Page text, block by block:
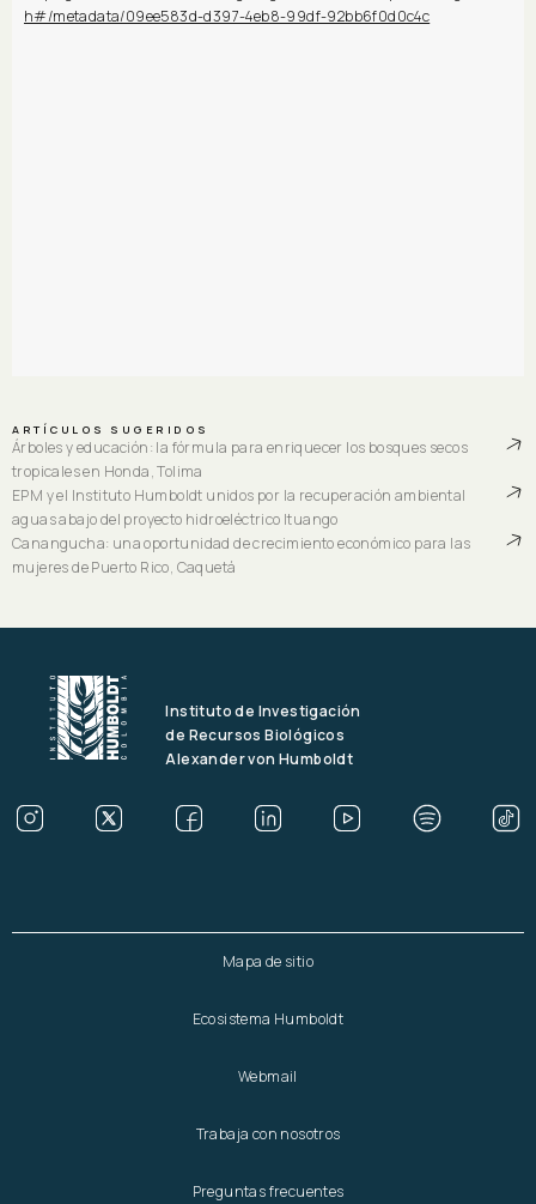
h#/metadata/09ee583d-d397-4eb8-99df-92bb6f0d0c4c
ARTÍCULOS SUGERIDOS
Árboles y educación: la fórmula para enriquecer los bosques secos
tropicales en Honda, Tolima
EPM y el Instituto Humboldt unidos por la recuperación ambiental
aguas abajo del proyecto hidroeléctrico Ituango
Canangucha: una oportunidad de crecimiento económico para las
mujeres de Puerto Rico, Caquetá
Instituto de Investigación
de Recursos Biológicos
Alexander von Humboldt
Mapa de sitio
Ecosistema Humboldt
Webmail
Trabaja con nosotros
Preguntas frecuentes